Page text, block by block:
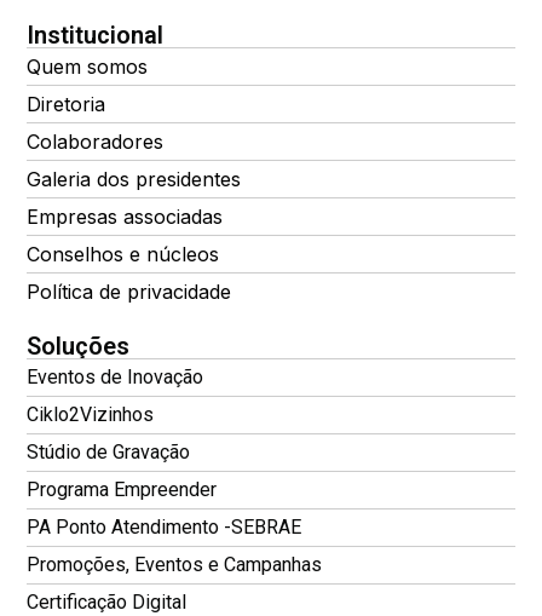
Institucional
Quem somos
Diretoria
Colaboradores
Galeria dos presidentes
Empresas associadas
Conselhos e núcleos
Política de privacidade
Soluções
Eventos de Inovação
Ciklo2Vizinhos
Stúdio de Gravação
Programa Empreender
PA Ponto Atendimento -SEBRAE
Promoções, Eventos e Campanhas
Certificação Digital